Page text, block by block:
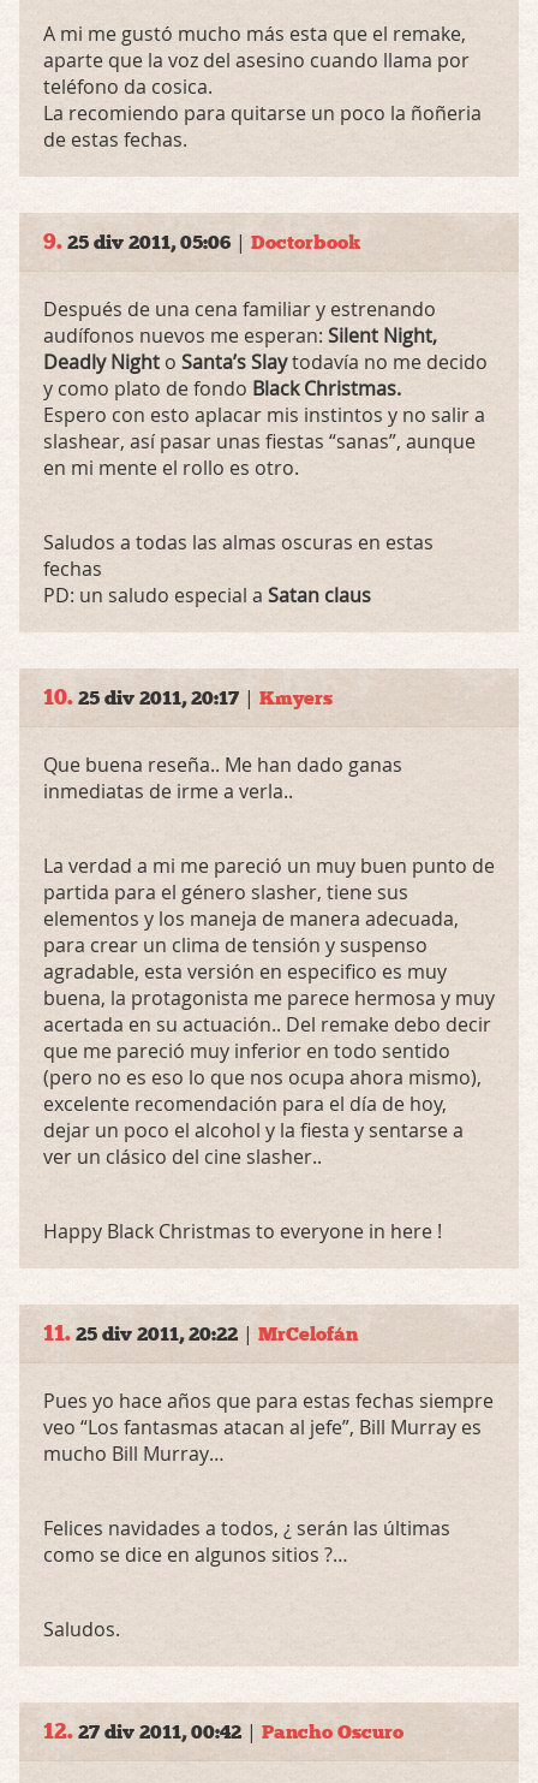
A mi me gustó mucho más esta que el remake,
aparte que la voz del asesino cuando llama por
teléfono da cosica.
La recomiendo para quitarse un poco la ñoñeria
de estas fechas.
9. 25 div 2011, 05:06 | Doctorbook
Después de una cena familiar y estrenando
audífonos nuevos me esperan: Silent Night,
Deadly Night o Santa’s Slaytodavía no me decido
y como plato de fondo Black Christmas.
Espero con esto aplacar mis instintos y no salir a
slashear, así pasar unas fiestas “sanas”, aunque
en mi mente el rollo es otro.
Saludos a todas las almas oscuras en estas
fechas
PD: un saludo especial a Satan claus
10. 25 div 2011, 20:17 | Kmyers
Que buena reseña.. Me han dado ganas
inmediatas de irme a verla..
La verdad a mi me pareció un muy buen punto de
partida para el género slasher, tiene sus
elementos y los maneja de manera adecuada,
para crear un clima de tensión y suspenso
agradable, esta versión en especifico es muy
buena, la protagonista me parece hermosa y muy
acertada en su actuación.. Del remake debo decir
que me pareció muy inferior en todo sentido
(pero no es eso lo que nos ocupa ahora mismo),
excelente recomendación para el día de hoy,
dejar un poco el alcohol y la fiesta y sentarse a
ver un clásico del cine slasher..
Happy Black Christmas to everyone in here !
11. 25 div 2011, 20:22 | MrCelofán
Pues yo hace años que para estas fechas siempre
veo “Los fantasmas atacan al jefe”, Bill Murray es
mucho Bill Murray…
Felices navidades a todos, ¿ serán las últimas
como se dice en algunos sitios ?…
Saludos.
12. 27 div 2011, 00:42 | Pancho Oscuro